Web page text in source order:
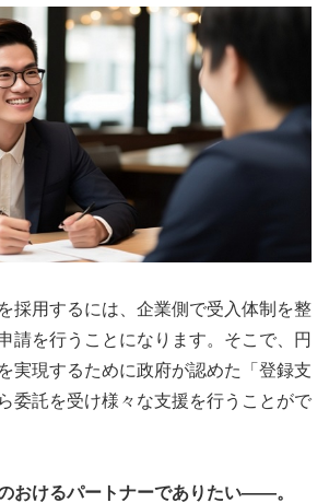
採用するには、企業側で受入体制を整
請を行うことになります。そこで、円
実現するために政府が認めた「登録支
委託を受け様々な支援を行うことがで
おけるパートナーでありたい――。